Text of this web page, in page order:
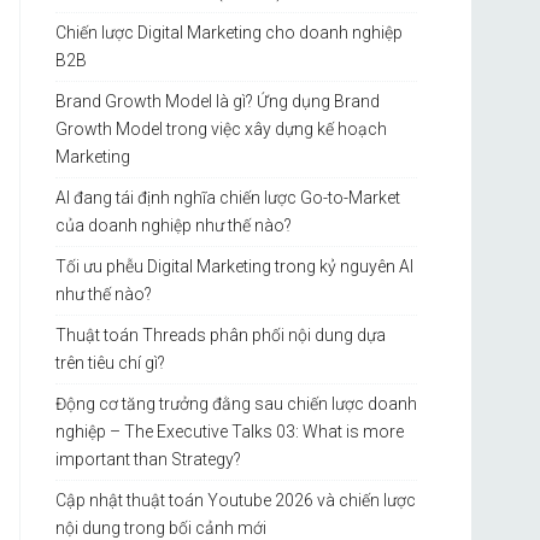
Chiến lược Digital Marketing cho doanh nghiệp
B2B
Brand Growth Model là gì? Ứng dụng Brand
Growth Model trong việc xây dựng kế hoạch
Marketing
AI đang tái định nghĩa chiến lược Go-to-Market
của doanh nghiệp như thế nào?
Tối ưu phễu Digital Marketing trong kỷ nguyên AI
như thế nào?
Thuật toán Threads phân phối nội dung dựa
trên tiêu chí gì?
Động cơ tăng trưởng đằng sau chiến lược doanh
nghiệp – The Executive Talks 03: What is more
important than Strategy?
Cập nhật thuật toán Youtube 2026 và chiến lược
nội dung trong bối cảnh mới